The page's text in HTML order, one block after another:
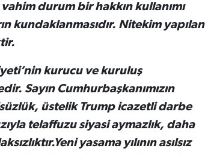
durum bir hakkın kullanımı
kundaklanmasıdır. Nitekim yapılan
kurucu ve kuruluş
Sayın Cumhurbaşkanımızın
üstelik Trump icazetli darbe
telaffuzu siyasi aymazlık, daha
yasama yılının asılsız